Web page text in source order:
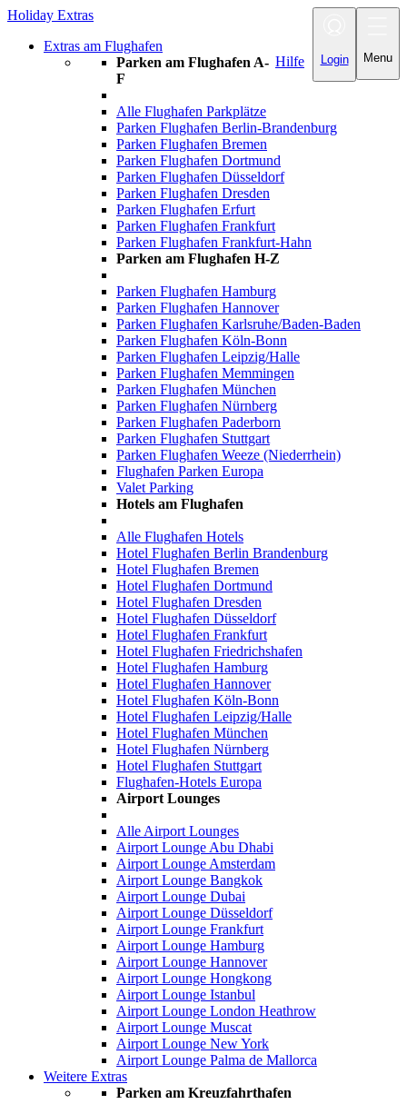
Menu
Login
Hilfe
Holiday Extras
Extras am Flughafen
Parken am Flughafen A-
F
Alle Flughafen Parkplätze
Parken Flughafen Berlin-Brandenburg
Parken Flughafen Bremen
Parken Flughafen Dortmund
Parken Flughafen Düsseldorf
Parken Flughafen Dresden
Parken Flughafen Erfurt
Parken Flughafen Frankfurt
Parken Flughafen Frankfurt-Hahn
Parken am Flughafen H-Z
Parken Flughafen Hamburg
Parken Flughafen Hannover
Parken Flughafen Karlsruhe/Baden-Baden
Parken Flughafen Köln-Bonn
Parken Flughafen Leipzig/Halle
Parken Flughafen Memmingen
Parken Flughafen München
Parken Flughafen Nürnberg
Parken Flughafen Paderborn
Parken Flughafen Stuttgart
Parken Flughafen Weeze (Niederrhein)
Flughafen Parken Europa
Valet Parking
Hotels am Flughafen
Alle Flughafen Hotels
Hotel Flughafen Berlin Brandenburg
Hotel Flughafen Bremen
Hotel Flughafen Dortmund
Hotel Flughafen Dresden
Hotel Flughafen Düsseldorf
Hotel Flughafen Frankfurt
Hotel Flughafen Friedrichshafen
Hotel Flughafen Hamburg
Hotel Flughafen Hannover
Hotel Flughafen Köln-Bonn
Hotel Flughafen Leipzig/Halle
Hotel Flughafen München
Hotel Flughafen Nürnberg
Hotel Flughafen Stuttgart
Flughafen-Hotels Europa
Airport Lounges
Alle Airport Lounges
Airport Lounge Abu Dhabi
Airport Lounge Amsterdam
Airport Lounge Bangkok
Airport Lounge Dubai
Airport Lounge Düsseldorf
Airport Lounge Frankfurt
Airport Lounge Hamburg
Airport Lounge Hannover
Airport Lounge Hongkong
Airport Lounge Istanbul
Airport Lounge London Heathrow
Airport Lounge Muscat
Airport Lounge New York
Airport Lounge Palma de Mallorca
Weitere Extras
Parken am Kreuzfahrthafen